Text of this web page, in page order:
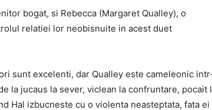
bogat, si Rebecca (Margaret Qualley), o
relatiei lor neobisnuite in acest duet
sunt excelenti, dar Qualley este cameleonic
la jucaus la sever, viclean la confruntare, pocait
Hal izbucneste cu o violenta neasteptata, fata ei